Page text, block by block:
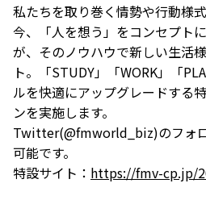
私たちを取り巻く情勢や行動様
今、「人を想う」をコンセプト
が、そのノウハウで新しい生活
ト。「STUDY」「WORK」「
ルを快適にアップグレードする
ンを実施します。
Twitter(@fmworld_biz)のフォ
可能です。
特設サイト： https://fmv-cp.jp/